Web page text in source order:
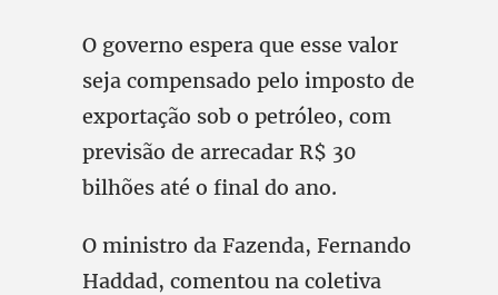
O governo espera que esse valor
seja compensado pelo imposto de
exportação sob o petróleo, com
previsão de arrecadar R$ 30
bilhões até o final do ano.
O ministro da Fazenda, Fernando
Haddad, comentou na coletiva